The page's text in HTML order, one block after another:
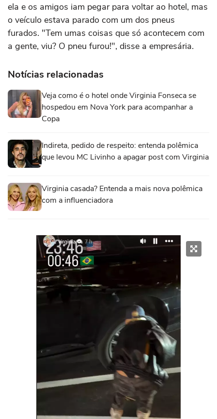
ela e os amigos iam pegar para voltar ao hotel, mas
o veículo estava parado com um dos pneus
furados. "Tem umas coisas que só acontecem com
a gente, viu? O pneu furou!", disse a empresária.
Notícias relacionadas
Veja como é o hotel onde Virginia Fonseca se
hospedou em Nova York para acompanhar a
Copa
Indireta, pedido de respeito: entenda polêmica
que levou MC Livinho a apagar post com Virginia
Virginia casada? Entenda a mais nova polêmica
com a influenciadora